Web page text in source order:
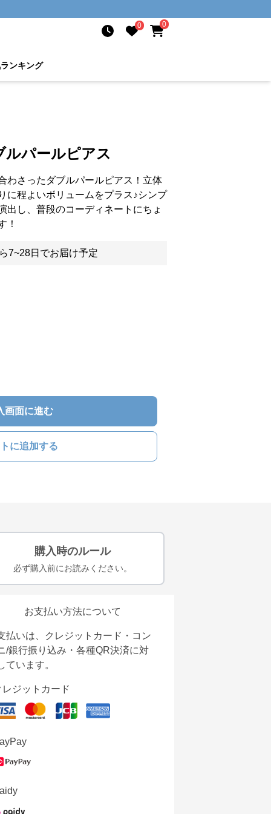
0 0
ランキング
ルパールピアス
わさったダブルパールピアス！立体
に程よいボリュームをプラス♪シンプ
出し、普段のコーディネートにちょ
！
7~28日でお届け予定
画面に進む
に追加する
購入時のルール
必ず購入前にお読みください。
お支払い方法について
払いは、クレジットカード・コン
/銀行振り込み・各種QR決済に対
ています。
レジットカード